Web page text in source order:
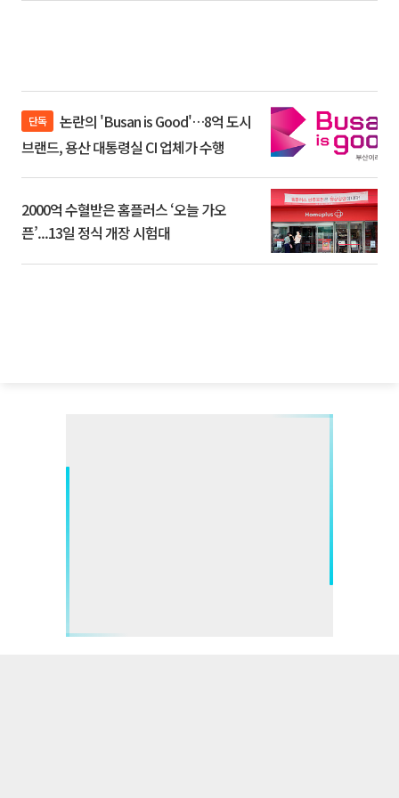
단독
브랜드, 용산 대통령실 CI 업체가 수행
2000억 수혈받은 홈플러스 ‘오늘 가오
픈’...13일 정식 개장 시험대